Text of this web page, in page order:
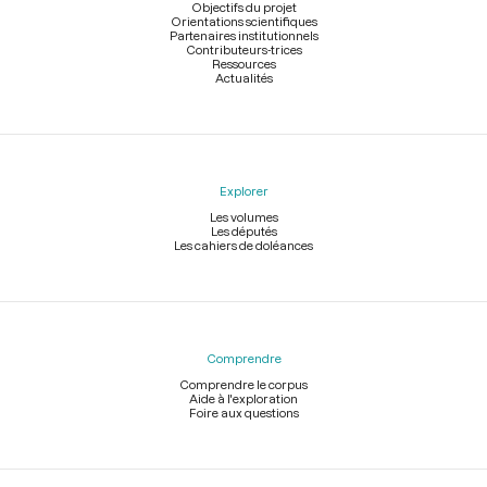
Objectifs du projet
Orientations scientifiques
Partenaires institutionnels
Contributeurs-trices
Ressources
Actualités
Explorer
Les volumes
Les députés
Les cahiers de doléances
Comprendre
Comprendre le corpus
Aide à l'exploration
Foire aux questions